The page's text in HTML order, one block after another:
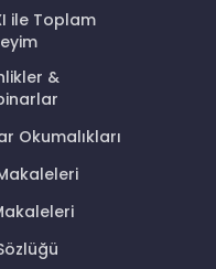
ile Toplam
&
Okumalıkları